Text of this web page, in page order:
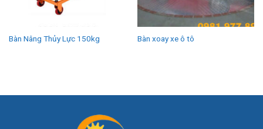
Bàn Nâng Thủy Lực 150kg Bàn xoay xe ô tô